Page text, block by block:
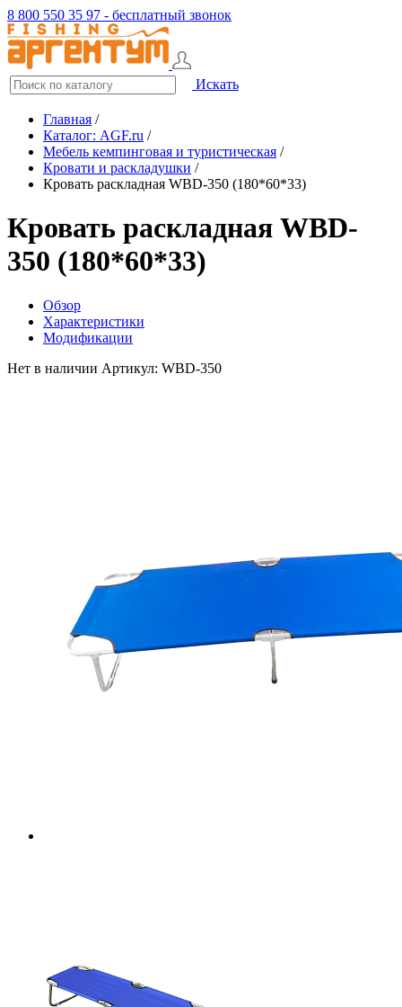
8 800 550 35 97 - бесплатный звонок
Искать
Главная /
Каталог: AGF.ru /
Мебель кемпинговая и туристическая /
Кровати и раскладушки /
Кровать раскладная WBD-350 (180*60*33)
Кровать раскладная WBD-
350 (180*60*33)
Обзор
Характеристики
Модификации
Нет в наличии Артикул: WBD-350